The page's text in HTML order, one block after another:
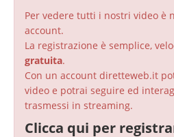
Per vedere tutti i nostri video è
account.
La registrazione è semplice,
gratuita.
Con un account diretteweb.it
video e potrai seguire ed
trasmessi in streaming.
Clicca qui per